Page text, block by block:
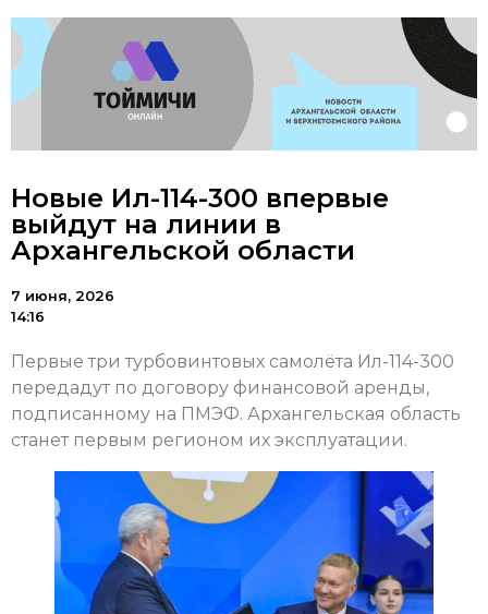
Новые Ил-114-300 впервые
выйдут на линии в
Архангельской области
7 июня, 2026
14:16
Первые три турбовинтовых самолёта Ил-114-300
передадут по договору финансовой аренды,
подписанному на ПМЭФ. Архангельская область
станет первым регионом их эксплуатации.